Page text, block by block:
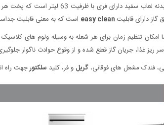
با بدنه لعاب سفید دارای
دارای قابلیت
است که به معنی قابلیت
امکان تنظیم زمان برای هر شعله به وسیله ولوم های
غذا، جریان گاز قطع شده و از وقوع حوادث ناگوار
فندک مشعل های فوقانی، گریل و فر، کلید سلکتورجهت راه